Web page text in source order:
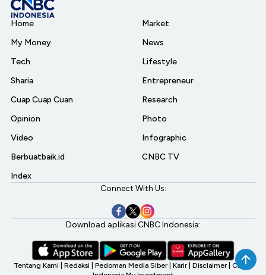
Home
My Money
Tech
Sharia
Cuap Cuap Cuan
Opinion
Video
Berbuatbaik.id
Index
Market
News
Lifestyle
Entrepreneur
Research
Photo
Infographic
CNBC TV
Connect With Us:
Download aplikasi CNBC Indonesia:
Tentang Kami Redaksi Pedoman Media Siber Karir Disclaimer CNBC